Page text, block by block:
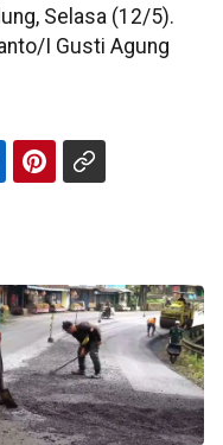
Selasa (12/5).
I Gusti Agung